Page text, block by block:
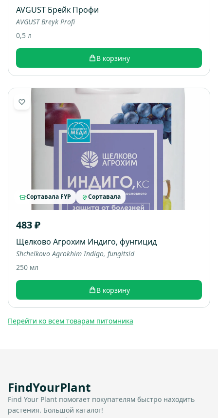
AVGUST Брейк Профи
AVGUST Breyk Profi
0,5 л
В корзину
Сортавала FYP Сортавала
483 ₽
Щелково Агрохим Индиго, фунгицид
Shchelkovo Agrokhim Indigo, fungitsid
250 мл
В корзину
Перейти ко всем товарам питомника
FindYourPlant
Find Your Plant помогает покупателям быстро находить
растения. Большой каталог!